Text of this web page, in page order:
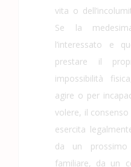
vita o
Se la
l’interessato e
prestare il
impossibilità
agire o per
volere, il
esercita
da un
familiare, da un